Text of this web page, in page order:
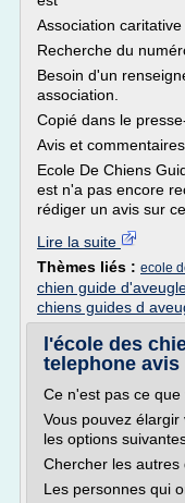
Association caritative
Recherche du
Besoin d'un
association.
Copié dans le
Avis et commentaires
Ecole De Chiens
est n'a pas encore
rédiger un avis sur
Lire la suite
Thèmes liés : ecole
chien guide
chiens guides d
l'école des
telephone avis
Ce n'est pas ce
Vous pouvez
les options
Chercher les
Les personnes qui